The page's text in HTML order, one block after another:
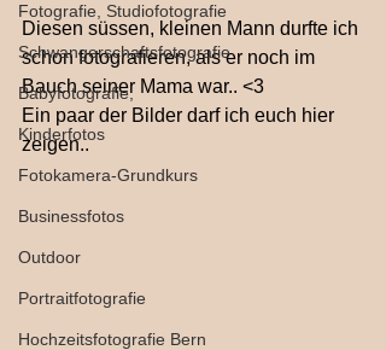
Fotografie, Studiofotografie
Schwangerschaftsfotografie
Babyfotografie,
Kinderfotos
Fotokamera-Grundkurs
Businessfotos
Outdoor
Portraitfotografie
Hochzeitsfotografie Bern
Diesen süssen, kleinen Mann durfte ich
schon fotografieren, als er noch im
Bauch seiner Mama war.. <3
Ein paar der Bilder darf ich euch hier
zeigen..